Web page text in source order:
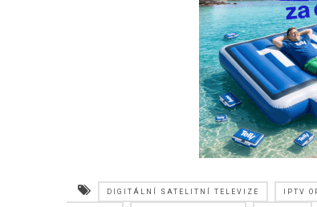
DIGITÁLNÍ SATELITNÍ TELEVIZE IPTV